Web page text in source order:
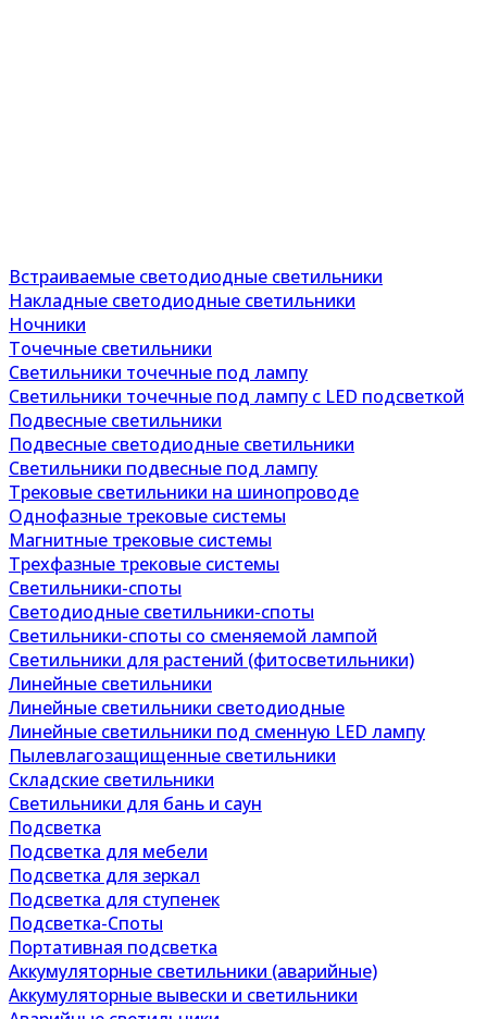
Встраиваемые светодиодные светильники
Накладные светодиодные светильники
Ночники
Точечные светильники
Светильники точечные под лампу
Светильники точечные под лампу с LED подсветкой
Подвесные светильники
Подвесные светодиодные светильники
Светильники подвесные под лампу
Трековые светильники на шинопроводе
Однофазные трековые системы
Магнитные трековые системы
Трехфазные трековые системы
Светильники-споты
Светодиодные светильники-споты
Светильники-споты со сменяемой лампой
Светильники для растений (фитосветильники)
Линейные светильники
Линейные светильники светодиодные
Линейные светильники под сменную LED лампу
Пылевлагозащищенные светильники
Складские светильники
Светильники для бань и саун
Подсветка
Подсветка для мебели
Подсветка для зеркал
Подсветка для ступенек
Подсветка-Споты
Портативная подсветка
Аккумуляторные светильники (аварийные)
Аккумуляторные вывески и светильники